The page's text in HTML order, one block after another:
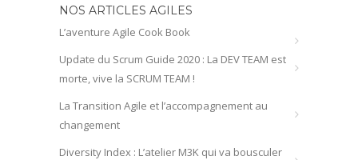
NOS ARTICLES AGILES
L’aventure Agile Cook Book
Update du Scrum Guide 2020 : La DEV TEAM est
morte, vive la SCRUM TEAM !
La Transition Agile et l’accompagnement au
changement
Diversity Index : L’atelier M3K qui va bousculer